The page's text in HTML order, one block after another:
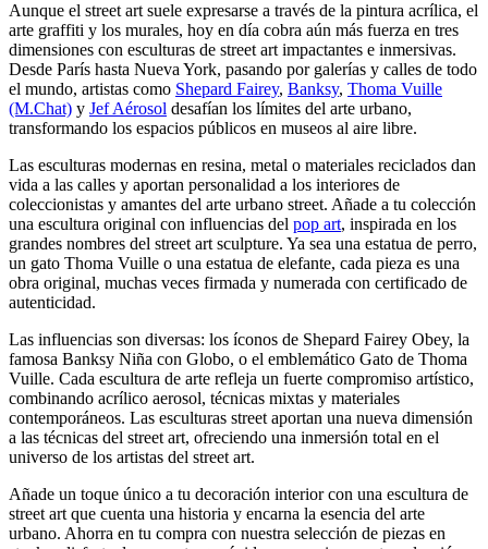
Aunque el street art suele expresarse a través de la pintura acrílica, el
arte graffiti y los murales, hoy en día cobra aún más fuerza en tres
dimensiones con esculturas de street art impactantes e inmersivas.
Desde París hasta Nueva York, pasando por galerías y calles de todo
el mundo, artistas como Shepard Fairey, Banksy, Thoma Vuille
(M.Chat) y Jef Aérosol desafían los límites del arte urbano,
transformando los espacios públicos en museos al aire libre.
Las esculturas modernas en resina, metal o materiales reciclados dan
vida a las calles y aportan personalidad a los interiores de
coleccionistas y amantes del arte urbano street. Añade a tu colección
una escultura original con influencias del pop art, inspirada en los
grandes nombres del street art sculpture. Ya sea una estatua de perro,
un gato Thoma Vuille o una estatua de elefante, cada pieza es una
obra original, muchas veces firmada y numerada con certificado de
autenticidad.
Las influencias son diversas: los íconos de Shepard Fairey Obey, la
famosa Banksy Niña con Globo, o el emblemático Gato de Thoma
Vuille. Cada escultura de arte refleja un fuerte compromiso artístico,
combinando acrílico aerosol, técnicas mixtas y materiales
contemporáneos. Las esculturas street aportan una nueva dimensión
a las técnicas del street art, ofreciendo una inmersión total en el
universo de los artistas del street art.
Añade un toque único a tu decoración interior con una escultura de
street art que cuenta una historia y encarna la esencia del arte
urbano. Ahorra en tu compra con nuestra selección de piezas en